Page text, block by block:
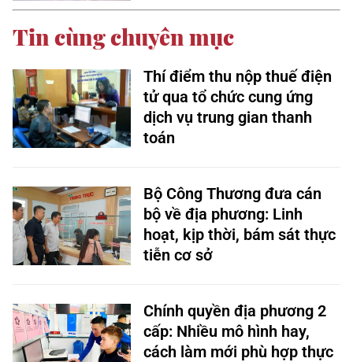
Tin cùng chuyên mục
Thí điểm thu nộp thuế điện
tử qua tổ chức cung ứng
dịch vụ trung gian thanh
toán
Bộ Công Thương đưa cán
bộ về địa phương: Linh
hoạt, kịp thời, bám sát thực
tiễn cơ sở
Chính quyền địa phương 2
cấp: Nhiều mô hình hay,
cách làm mới phù hợp thực